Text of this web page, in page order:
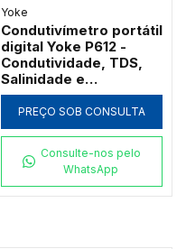
Yoke
Condutivímetro portátil
digital Yoke P612 -
Condutividade, TDS,
Salinidade e
Resistividade
PREÇO SOB CONSULTA
Consulte-nos pelo
WhatsApp